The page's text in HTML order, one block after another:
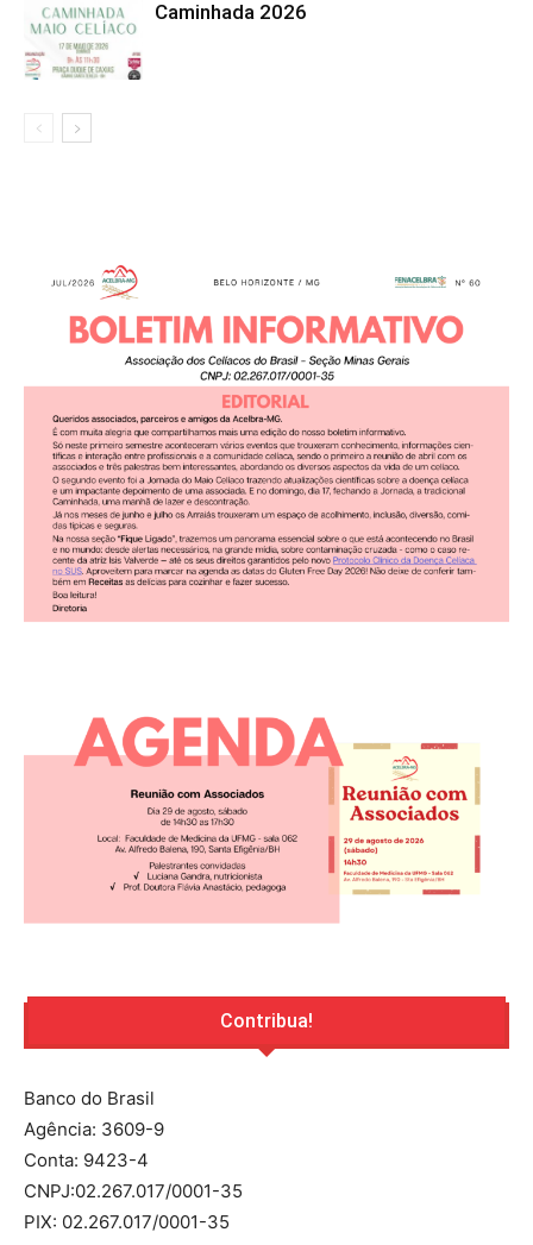
Caminhada 2026
Contribua!
Banco do Brasil
Agência: 3609-9
Conta: 9423-4
CNPJ:02.267.017/0001-35
PIX: 02.267.017/0001-35